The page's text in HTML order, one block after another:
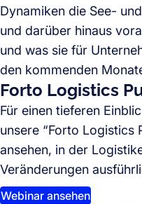
Dynamiken die See-
und darüber hinaus
und was sie für
den kommenden
Forto Logistics
Für einen tieferen
unsere “Forto Logistics
ansehen, in der
Veränderungen
Webinar ansehen